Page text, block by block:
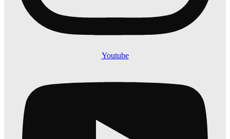
Youtube